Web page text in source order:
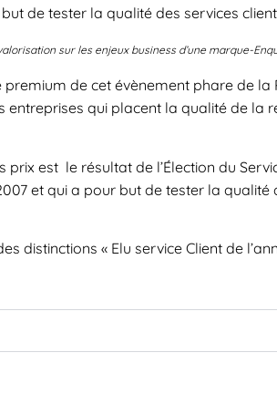
de tester la qualité des services
sur les enjeux business d’une marque-
de cet évènement phare de la
entreprises qui placent la qualité de la
prix est le résultat de l’Élection du
et qui a pour but de tester la qualité
distinctions « Elu service Client de